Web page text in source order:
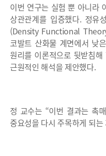
이번 연구는 실험 뿐 아니라
상관관계를 입증했다. 정유
(Density Functional
코발트 산화물 계면에서 낮
원리를 이론적으로 뒷받침
근원적인 해석을 제안했다.
정 교수는 “이번 결과는 촉
중요성을 다시 주목하게 되